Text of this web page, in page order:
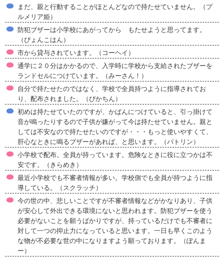
まだ、親と行動することがほとんどなので持たせていません。（プ
ルメリア姫）
防犯ブザーは小学校にあがってから もたせようと思ってます。
（ぴょんこはん）
市から貸与されています。（コーヘイ）
通学に２０分はかかるので、入学時に学校から支給されたブザーを
ランドセルにつけています。（みーさん！）
自分で持たせたのではなく、学校で全員持つように指導されてお
り、配布されました。（ぴかちん）
初めは持たせていたのですが、かばんにつけていると、引っ掛けて
音が鳴ったりするので子供が嫌がって今は持たせていません。親と
しては不安なので持たせたいのですが・・・もっと使いやすくて、
肝心なときに鳴るブザーがあれば、と思います。（パトリン）
小学校で配布。全員が持っています。危険なときに役に立つかは不
安です。（きらめき）
最近小学校でも不審者情報が多い。学校側でも全員が持つように指
導している。（スクラッチ）
今の世の中、悲しいことですが不審者情報などがかなりあり、子供
が安心して外出できる環境にないと思われます。防犯ブザーを使う
必要がないことを願うばかりですが、持っているだけでも不審者に
対して一つの抑止力になっていると思います。一日も早くこのよう
な物が不必要な世の中になりますよう願っております。（ぽんま
ー）